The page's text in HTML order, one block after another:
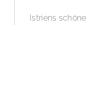
Istriens schöne